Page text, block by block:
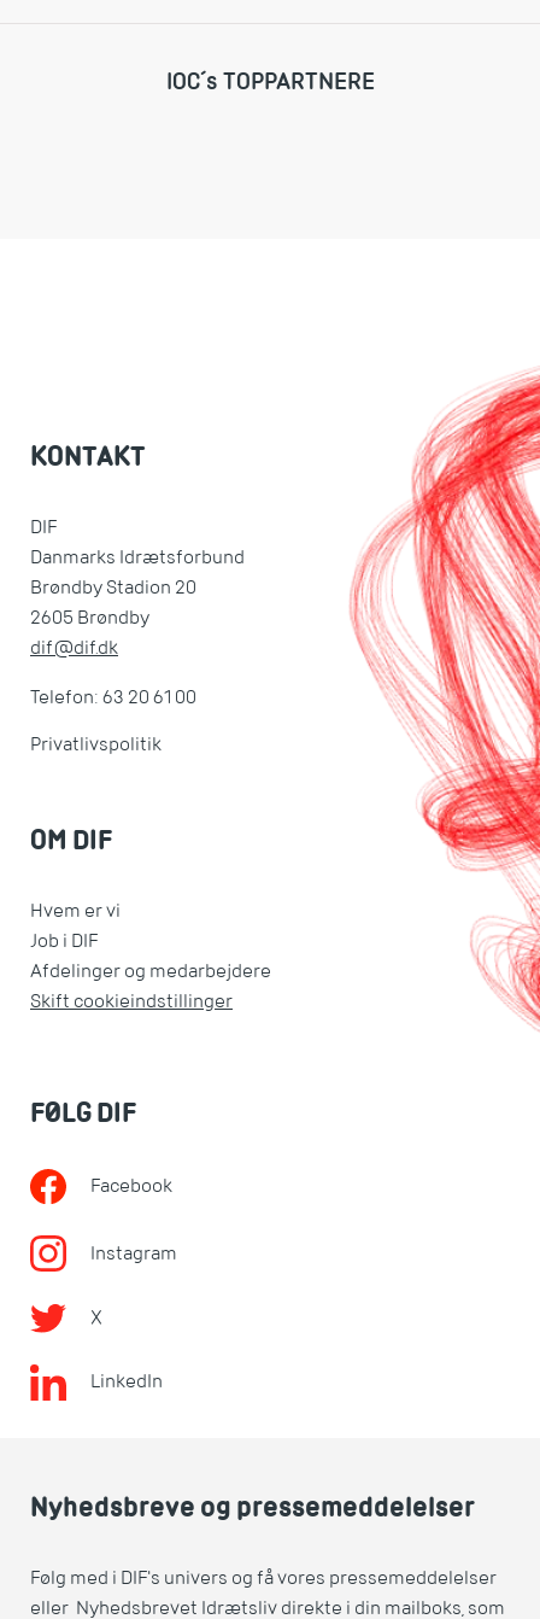
IOC´s TOPPARTNERE
KONTAKT
DIF
Danmarks Idrætsforbund
Brøndby Stadion 20
2605 Brøndby
dif@dif.dk
Telefon: 63 20 61 00
Privatlivspolitik
OM DIF
Hvem er vi
Job i DIF
Afdelinger og medarbejdere
Skift cookieindstillinger
FØLG DIF
Facebook
Instagram
X
LinkedIn
Nyhedsbreve og pressemeddelelser
Følg med i DIF's univers og få vores pressemeddelelser
eller Nyhedsbrevet Idrætsliv direkte i din mailboks, som